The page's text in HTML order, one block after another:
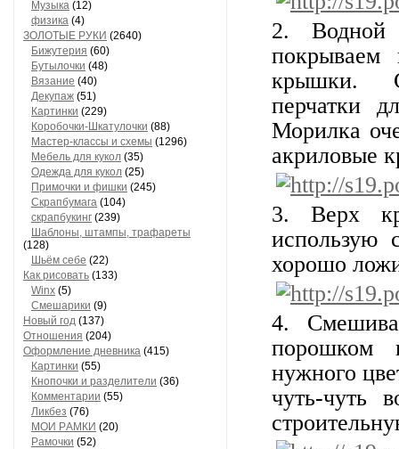
Музыкa (12)
физика (4)
ЗОЛОТЫЕ РУКИ (2640)
Бижутерия (60)
Бутылочки (48)
Вязaние (40)
Декупaж (51)
Кaртинки (229)
Коробочки-Шкатулочки (88)
Мастер-классы и схемы (1296)
Мебель для кукол (35)
Одеждa для кукол (25)
Примочки и фишки (245)
Скрaпбумaгa (104)
скрапбукинг (239)
Шaблоны, штaмпы, трaфaреты
(128)
Шьём себе (22)
Как рисовать (133)
Winx (5)
Смешарики (9)
Новый год (137)
Отношения (204)
Оформление дневника (415)
Кaртинки (55)
Кнопочки и рaзделители (36)
Комментaрии (55)
Ликбез (76)
МОИ РAМКИ (20)
Рaмочки (52)
2. Водной
покрываем
крышки.
перчатки
Морилка
акриловые
3. Верх
использую
хорошо
4.
порошком
нужного
чуть-чуть